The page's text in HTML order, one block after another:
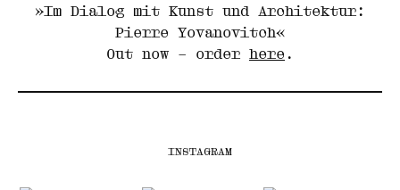
»Im Dialog mit Kunst und Architektur:
Pierre Yovanovitch«
Out now – order here .
INSTAGRAM